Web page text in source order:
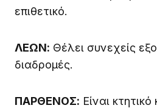
επιθετικό.
ΛΕΩΝ: Θέλει συνεχείς
διαδρομές.
ΠΑΡΘΕΝΟΣ: Είναι